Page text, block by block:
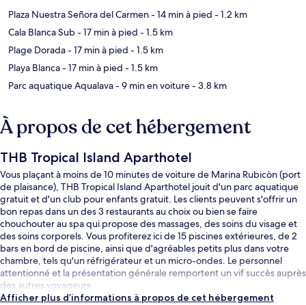
Plaza Nuestra Señora del Carmen- 14 min à pied - 1.2 km
Cala Blanca Sub- 17 min à pied - 1.5 km
Plage Dorada- 17 min à pied - 1.5 km
Playa Blanca- 17 min à pied - 1.5 km
Parc aquatique Aqualava- 9 min en voiture- 3.8 km
À propos de cet hébergement
THB Tropical Island Aparthotel
Vous plaçant à moins de 10 minutes de voiture de Marina Rubicòn (port
de plaisance), THB Tropical Island Aparthotel jouit d'un parc aquatique
gratuit et d'un club pour enfants gratuit. Les clients peuvent s'offrir un
bon repas dans un des 3 restaurants au choix ou bien se faire
chouchouter au spa qui propose des massages, des soins du visage et
des soins corporels. Vous profiterez ici de 15 piscines extérieures, de 2
bars en bord de piscine, ainsi que d'agréables petits plus dans votre
chambre, tels qu'un réfrigérateur et un micro-ondes. Le personnel
attentionné et la présentation générale remportent un vif succès auprès
des autres voyageurs.
Afficher plus d’informations à propos de cet hébergement